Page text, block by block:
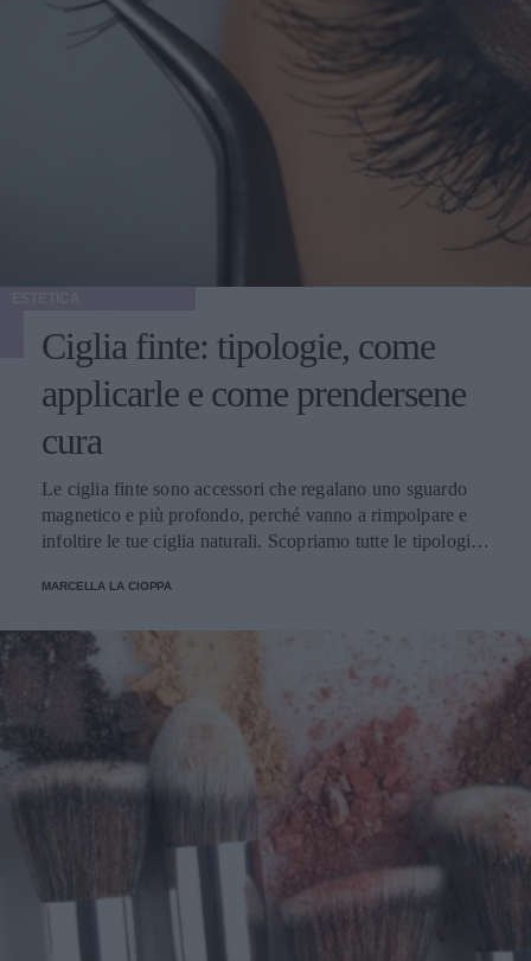
Ciglia finte: tipologie, come
applicarle e come prendersene
cura
Le ciglia finte sono accessori che regalano uno sguardo
magnetico e più profondo, perché vanno a rimpolpare e
infoltire le tue ciglia naturali. Scopriamo tutte le tipologie,
MARCELLA LA CIOPPA